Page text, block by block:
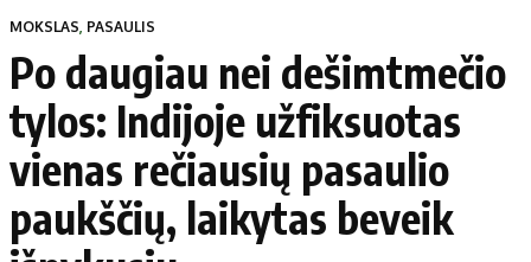
Naujausi
Regionai
Lietuva
Pasaulis
Politika
Horoskopai
Laisvalaikis
Sveikata
Technologijos
MOKSLAS, PASAULIS
Po daugiau nei dešimtmečio
tylos: Indijoje užfiksuotas
vienas rečiausių pasaulio
paukščių, laikytas beveik